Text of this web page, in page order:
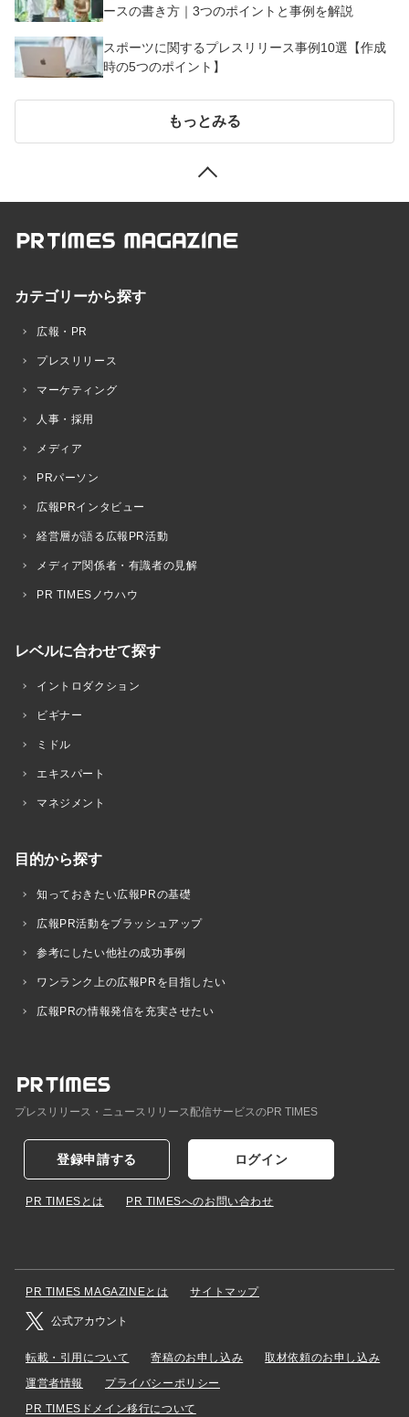
ースの書き方｜3つのポイントと事例を解説
スポーツに関するプレスリリース事例10選【作成
時の5つのポイント】
もっとみる
カテゴリーから探す
広報・PR
プレスリリース
マーケティング
人事・採用
メディア
PRパーソン
広報PRインタビュー
経営層が語る広報PR活動
メディア関係者・有識者の見解
PR TIMESノウハウ
レベルに合わせて探す
イントロダクション
ビギナー
ミドル
エキスパート
マネジメント
目的から探す
知っておきたい広報PRの基礎
広報PR活動をブラッシュアップ
参考にしたい他社の成功事例
ワンランク上の広報PRを目指したい
広報PRの情報発信を充実させたい
プレスリリース・ニュースリリース配信サービスのPR TIMES
登録申請する ログイン
PR TIMESとは PR TIMESへのお問い合わせ
PR TIMES MAGAZINEとは サイトマップ
公式アカウント
転載・引用について 寄稿のお申し込み
取材依頼のお申し込み
運営者情報
プライバシーポリシー
PR TIMESドメイン移行について